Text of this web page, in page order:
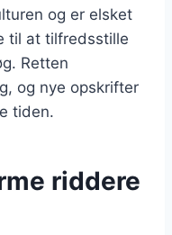
og er elsket
til at tilfredsstille
Retten
og nye opskrifter
tiden.
riddere